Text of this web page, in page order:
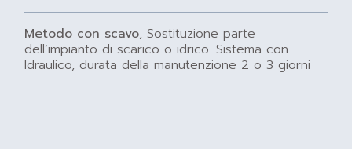
Metodo con scavo, Sostituzione parte
dell’impianto di scarico o idrico. Sistema con
Idraulico, durata della manutenzione 2 o 3 giorni